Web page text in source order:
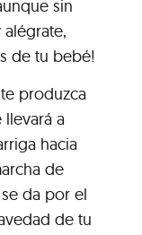
sin
de tu bebé!
produzca
llevará a
hacia
de
da por el
de tu